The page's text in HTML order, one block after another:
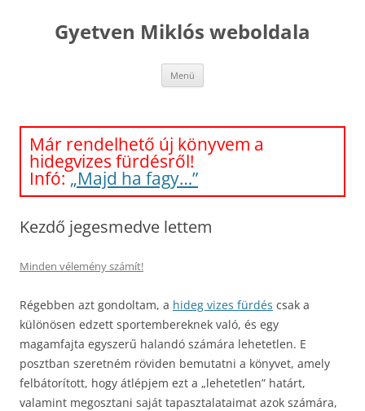
tartalombaGyetven Miklós weboldala
Menü
Már rendelhető új könyvem a
hidegvizes fürdésről!
Infó:„Majd ha fagy…”
Kezdő jegesmedve lettem
Minden vélemény számít!
Régebben azt gondoltam, a hideg vizes fürdés csak a
különösen edzett sportembereknek való, és egy
magamfajta egyszerű halandó számára lehetetlen. E
posztban szeretném röviden bemutatni a könyvet, amely
felbátorított, hogy átlépjem ezt a „lehetetlen” határt,
valamint megosztani saját tapasztalataimat azok számára,